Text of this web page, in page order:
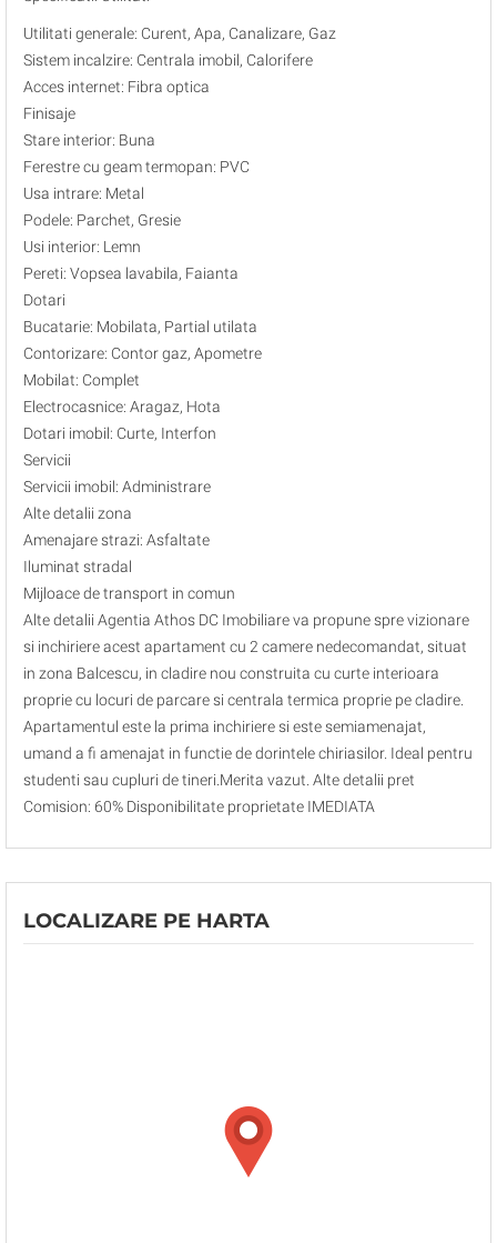
Utilitati generale: Curent, Apa, Canalizare, Gaz
Sistem incalzire: Centrala imobil, Calorifere
Acces internet: Fibra optica
Finisaje
Stare interior: Buna
Ferestre cu geam termopan: PVC
Usa intrare: Metal
Podele: Parchet, Gresie
Usi interior: Lemn
Pereti: Vopsea lavabila, Faianta
Dotari
Bucatarie: Mobilata, Partial utilata
Contorizare: Contor gaz, Apometre
Mobilat: Complet
Electrocasnice: Aragaz, Hota
Dotari imobil: Curte, Interfon
Servicii
Servicii imobil: Administrare
Alte detalii zona
Amenajare strazi: Asfaltate
Iluminat stradal
Mijloace de transport in comun
Alte detalii Agentia Athos DC Imobiliare va propune spre vizionare
si inchiriere acest apartament cu 2 camere nedecomandat, situat
in zona Balcescu, in cladire nou construita cu curte interioara
proprie cu locuri de parcare si centrala termica proprie pe cladire.
Apartamentul este la prima inchiriere si este semiamenajat,
umand a fi amenajat in functie de dorintele chiriasilor. Ideal pentru
studenti sau cupluri de tineri.Merita vazut. Alte detalii pret
Comision: 60% Disponibilitate proprietate IMEDIATA
LOCALIZARE PE HARTA